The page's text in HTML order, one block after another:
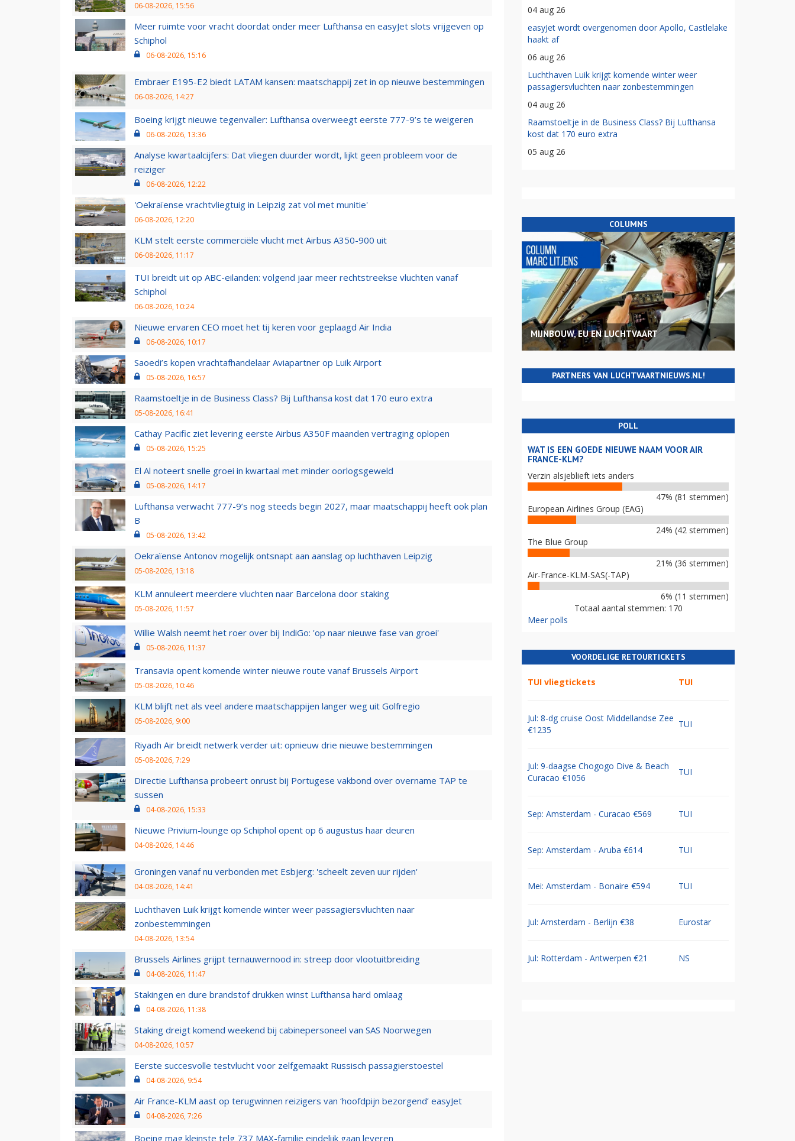
06-08-2026, 15:56
Meer ruimte voor vracht doordat onder meer Lufthansa en easyJet slots vrijgeven op
Schiphol
06-08-2026, 15:16
Embraer E195-E2 biedt LATAM kansen: maatschappij zet in op nieuwe bestemmingen
06-08-2026, 14:27
Boeing krijgt nieuwe tegenvaller: Lufthansa overweegt eerste 777-9’s te weigeren
06-08-2026, 13:36
Analyse kwartaalcijfers: Dat vliegen duurder wordt, lijkt geen probleem voor de
reiziger
06-08-2026, 12:22
'Oekraïense vrachtvliegtuig in Leipzig zat vol met munitie'
06-08-2026, 12:20
KLM stelt eerste commerciële vlucht met Airbus A350-900 uit
06-08-2026, 11:17
TUI breidt uit op ABC-eilanden: volgend jaar meer rechtstreekse vluchten vanaf
Schiphol
06-08-2026, 10:24
Nieuwe ervaren CEO moet het tij keren voor geplaagd Air India
06-08-2026, 10:17
Saoedi’s kopen vrachtafhandelaar Aviapartner op Luik Airport
05-08-2026, 16:57
Raamstoeltje in de Business Class? Bij Lufthansa kost dat 170 euro extra
05-08-2026, 16:41
Cathay Pacific ziet levering eerste Airbus A350F maanden vertraging oplopen
05-08-2026, 15:25
El Al noteert snelle groei in kwartaal met minder oorlogsgeweld
05-08-2026, 14:17
Lufthansa verwacht 777-9’s nog steeds begin 2027, maar maatschappij heeft ook plan
B
05-08-2026, 13:42
Oekraïense Antonov mogelijk ontsnapt aan aanslag op luchthaven Leipzig
05-08-2026, 13:18
KLM annuleert meerdere vluchten naar Barcelona door staking
05-08-2026, 11:57
Willie Walsh neemt het roer over bij IndiGo: 'op naar nieuwe fase van groei'
05-08-2026, 11:37
Transavia opent komende winter nieuwe route vanaf Brussels Airport
05-08-2026, 10:46
KLM blijft net als veel andere maatschappijen langer weg uit Golfregio
05-08-2026, 9:00
Riyadh Air breidt netwerk verder uit: opnieuw drie nieuwe bestemmingen
05-08-2026, 7:29
Directie Lufthansa probeert onrust bij Portugese vakbond over overname TAP te
sussen
04-08-2026, 15:33
Nieuwe Privium-lounge op Schiphol opent op 6 augustus haar deuren
04-08-2026, 14:46
Groningen vanaf nu verbonden met Esbjerg: 'scheelt zeven uur rijden'
04-08-2026, 14:41
Luchthaven Luik krijgt komende winter weer passagiersvluchten naar
zonbestemmingen
04-08-2026, 13:54
Brussels Airlines grijpt ternauwernood in: streep door vlootuitbreiding
04-08-2026, 11:47
Stakingen en dure brandstof drukken winst Lufthansa hard omlaag
04-08-2026, 11:38
Staking dreigt komend weekend bij cabinepersoneel van SAS Noorwegen
04-08-2026, 10:57
Eerste succesvolle testvlucht voor zelfgemaakt Russisch passagierstoestel
04-08-2026, 9:54
Air France-KLM aast op terugwinnen reizigers van ‘hoofdpijn bezorgend’ easyJet
04-08-2026, 7:26
Boeing mag kleinste telg 737 MAX-familie eindelijk gaan leveren
04 aug 26
easyJet wordt overgenomen door Apollo, Castlelake
haakt af
06 aug 26
Luchthaven Luik krijgt komende winter weer
passagiersvluchten naar zonbestemmingen
04 aug 26
Raamstoeltje in de Business Class? Bij Lufthansa
kost dat 170 euro extra
05 aug 26
COLUMNS
MIJNBOUW, EU EN LUCHTVAART
PARTNERS VAN LUCHTVAARTNIEUWS.NL!
POLL
WAT IS EEN GOEDE NIEUWE NAAM VOOR AIR
FRANCE-KLM?
Verzin alsjeblieft iets anders
47% (81 stemmen)
European Airlines Group (EAG)
24% (42 stemmen)
The Blue Group
21% (36 stemmen)
Air-France-KLM-SAS(-TAP)
6% (11 stemmen)
Totaal aantal stemmen: 170
Meer polls
VOORDELIGE RETOURTICKETS
TUI vliegtickets TUI
Jul: 8-dg cruise Oost Middellandse Zee
€1235
TUI
Jul: 9-daagse Chogogo Dive & Beach
Curacao €1056
TUI
Sep: Amsterdam - Curacao €569 TUI
Sep: Amsterdam - Aruba €614 TUI
Mei: Amsterdam - Bonaire €594 TUI
Jul: Amsterdam - Berlijn €38 Eurostar
Jul: Rotterdam - Antwerpen €21 NS